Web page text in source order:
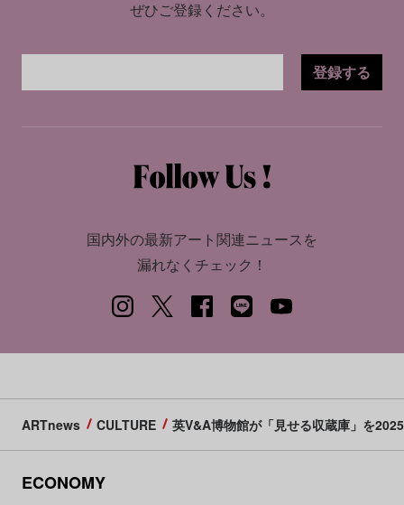
ぜひご登録ください。
登録する
国内外の最新アート関連ニュースを
漏れなくチェック！
ARTnews CULTURE 英V&A博物館が「見せる収蔵庫」を
ECONOMY